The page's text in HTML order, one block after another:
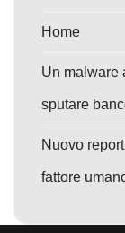
Home
Un malware
sputare
Nuovo
fattore